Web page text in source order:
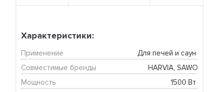
Характеристики:
Применение
Для печей и саун
Совместимые бренды
HARVIA, SAWO
Мощность
1500 Вт